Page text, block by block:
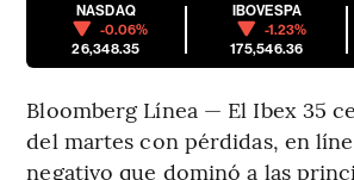
NASDAQ
-0.06%
26,348.35
IBOVESPA
-1.23%
175,546.36
Bloomberg Línea — El Ibex 35
del martes con pérdidas, en
negativo que dominó a las